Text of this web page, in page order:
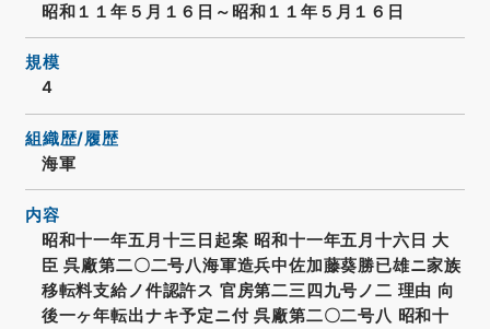
昭和１１年５月１６日～昭和１１年５月１６日
規模
4
組織歴/履歴
海軍
内容
昭和十一年五月十三日起案 昭和十一年五月十六日 大
臣 呉廠第二〇二号八海軍造兵中佐加藤葵勝已雄ニ家族
移転料支給ノ件認許ス 官房第二三四九号ノ二 理由 向
後一ヶ年転出ナキ予定ニ付 呉廠第二〇二号八 昭和十